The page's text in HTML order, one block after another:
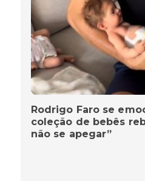
Rodrigo Faro se
coleção de bebês
não se apegar”